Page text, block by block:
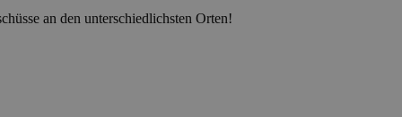
an den unterschiedlichsten Orten!